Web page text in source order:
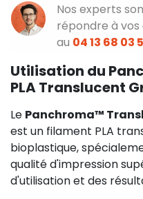
Nos experts
répondre à vos
au 04 13 68 03
Utilisation du
PLA Translucent
Le Panchroma™
est un filament PLA
bioplastique,
qualité d'impression
d'utilisation et des